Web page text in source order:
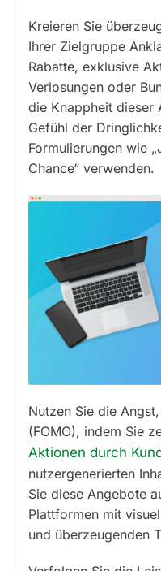
Kreieren Sie
Ihrer Zielgruppe
Rabatte, exklusive
Verlosungen oder
die Knappheit dieser
Gefühl der
Formulierungen wie
Chance“ verwenden.
Nutzen Sie die
(FOMO), indem Sie
Aktionen durch
nutzergenerierten
Sie diese Angebote
Plattformen mit
und überzeugenden